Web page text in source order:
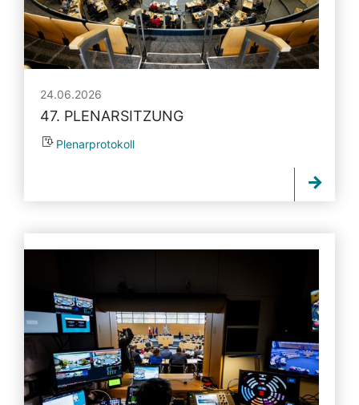
24.06.2026
47. PLENARSITZUNG
Plenarprotokoll